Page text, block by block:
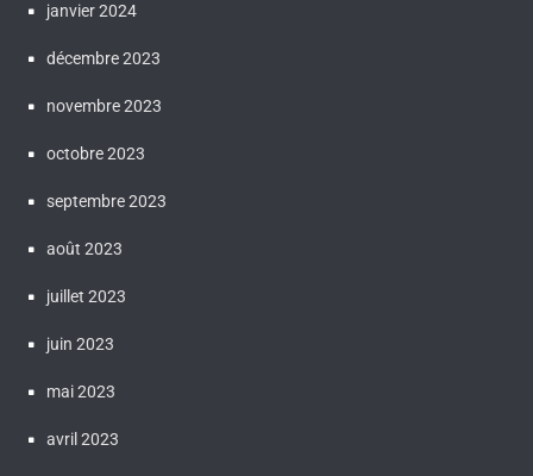
janvier 2024
décembre 2023
novembre 2023
octobre 2023
septembre 2023
août 2023
juillet 2023
juin 2023
mai 2023
avril 2023